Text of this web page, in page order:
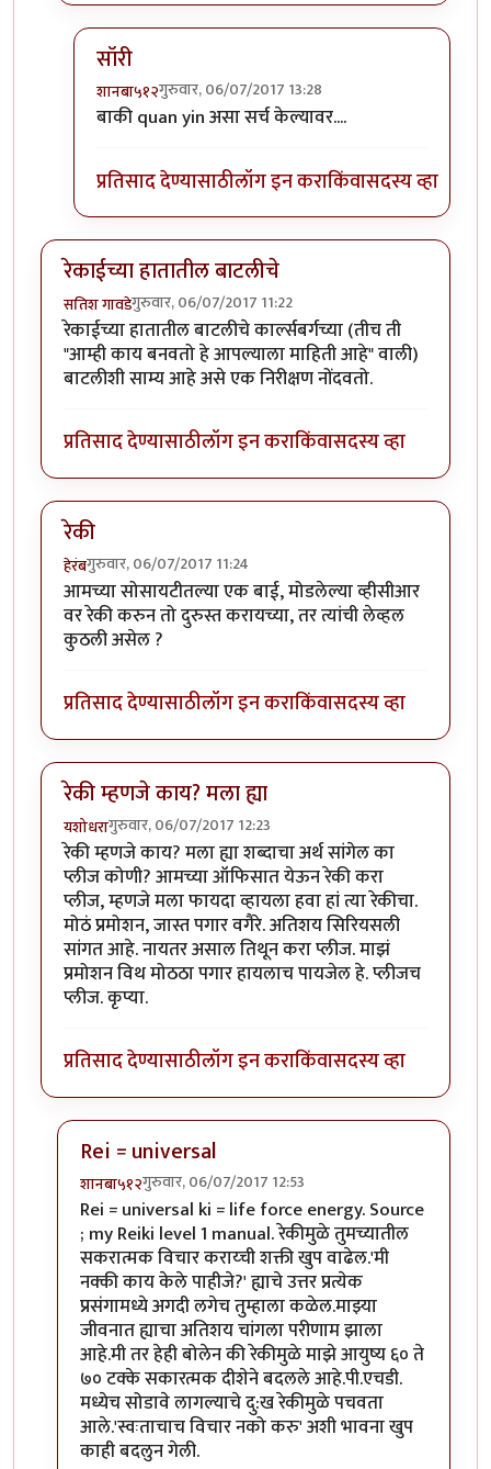
सॉरी
शानबा५१२गुरुवार, 06/07/2017 13:28
In reply toQuan Yin, the great goddess
बाकी quan yin असा सर्च केल्यावर....
प्रतिसाद देण्यासाठीलॉग इन कराकिंवासदस्य व्हा
रेकाईच्या हातातील बाटलीचे
सतिश गावडेगुरुवार, 06/07/2017 11:22
रेकाईच्या हातातील बाटलीचे कार्ल्सबर्गच्या (तीच ती
"आम्ही काय बनवतो हे आपल्याला माहिती आहे" वाली)
बाटलीशी साम्य आहे असे एक निरीक्षण नोंदवतो.
प्रतिसाद देण्यासाठीलॉग इन कराकिंवासदस्य व्हा
रेकी
हेरंबगुरुवार, 06/07/2017 11:24
आमच्या सोसायटीतल्या एक बाई, मोडलेल्या व्हीसीआर
वर रेकी करुन तो दुरुस्त करायच्या, तर त्यांची लेव्हल
कुठली असेल ?
प्रतिसाद देण्यासाठीलॉग इन कराकिंवासदस्य व्हा
रेकी म्हणजे काय? मला ह्या
यशोधरागुरुवार, 06/07/2017 12:23
रेकी म्हणजे काय? मला ह्या शब्दाचा अर्थ सांगेल का
प्लीज कोणी? आमच्या ऑफिसात येऊन रेकी करा
प्लीज, म्हणजे मला फायदा व्हायला हवा हां त्या रेकीचा.
मोठं प्रमोशन, जास्त पगार वगैरे. अतिशय सिरियसली
सांगत आहे. नायतर असाल तिथून करा प्लीज. माझं
प्रमोशन विथ मोठठा पगार हायलाच पायजेल हे. प्लीजच
प्लीज. कृप्या.
प्रतिसाद देण्यासाठीलॉग इन कराकिंवासदस्य व्हा
Rei = universal
शानबा५१२गुरुवार, 06/07/2017 12:53
In reply toरेकी म्हणजे काय? मला ह्याbyयशोधरा
Rei = universal ki = life force energy. Source
; my Reiki level 1 manual. रेकीमुळे तुमच्यातील
सकरात्मक विचार कराय्ची शक्ती खुप वाढेल.'मी
नक्की काय केले पाहीजे?' ह्याचे उत्तर प्रत्येक
प्रसंगामध्ये अगदी लगेच तुम्हाला कळेल.माझ्या
जीवनात ह्याचा अतिशय चांगला परीणाम झाला
आहे.मी तर हेही बोलेन की रेकीमुळे माझे आयुष्य ६० ते
७० टक्के सकारत्मक दीशेने बदलले आहे.पी.एचडी.
मध्येच सोडावे लागल्याचे दु:ख रेकीमुळे पचवता
आले.'स्वःताचाच विचार नको करु' अशी भावना खुप
काही बदलुन गेली.